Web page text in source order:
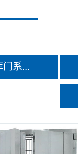
门系...